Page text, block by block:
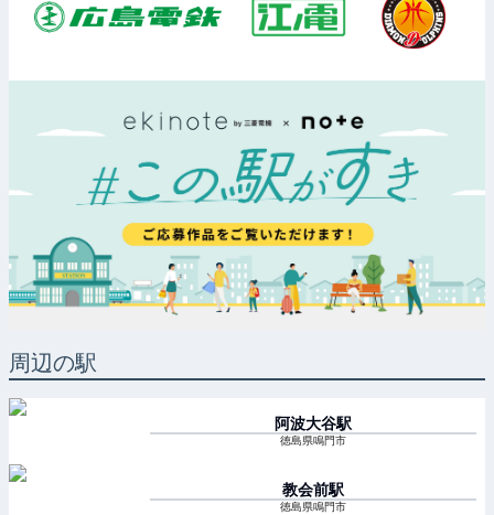
周辺の駅
阿波大谷駅
徳島県鳴門市
教会前駅
徳島県鳴門市